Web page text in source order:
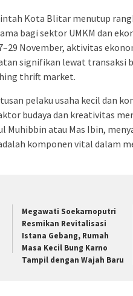
Kota Blitar menutup
bagi sektor UMKM dan
November, aktivitas
signifikan lewat transaksi
thrift market.
pelaku usaha kecil dan
budaya dan kreativitas
Muhibbin atau Mas Ibin,
komponen vital dalam
Megawati Soekarnoputri
Resmikan Revitalisasi
Istana Gebang, Rumah
Masa Kecil Bung Karno
Tampil dengan Wajah Baru